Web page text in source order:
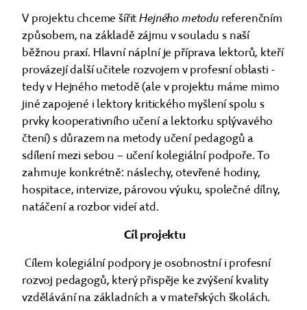
V projektu chceme šířitHejného metodureferenčním
způsobem, na základě zájmu v souladu s naší
běžnou praxí. Hlavní náplní je příprava lektorů, kteří
provázejí další učitele rozvojem v profesní oblasti -
tedy v Hejného metodě (ale v projektu máme mimo
jiné zapojené i lektory kritického myšlení spolu s
prvky kooperativního učení a lektorku splývavého
čtení) s důrazem na metody učení pedagogů a
sdílení mezi sebou – učení kolegiální podpoře. To
zahrnuje konkrétně: náslechy, otevřené hodiny,
hospitace, intervize, párovou výuku, společné dílny,
natáčení a rozbor videí atd.
Cíl projektu
Cílem kolegiální podpory je osobnostní i profesní
rozvoj pedagogů, který přispěje ke zvýšení kvality
vzdělávání na základních a v mateřských školách.